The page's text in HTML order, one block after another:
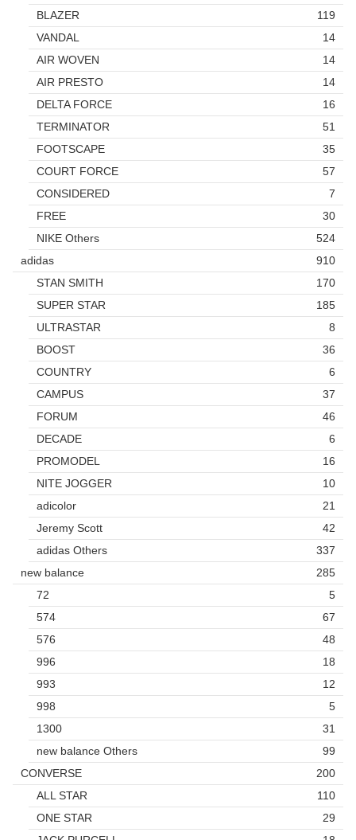
BLAZER
119
VANDAL
14
AIR WOVEN
14
AIR PRESTO
14
DELTA FORCE
16
TERMINATOR
51
FOOTSCAPE
35
COURT FORCE
57
CONSIDERED
7
FREE
30
NIKE Others
524
adidas
910
STAN SMITH
170
SUPER STAR
185
ULTRASTAR
8
BOOST
36
COUNTRY
6
CAMPUS
37
FORUM
46
DECADE
6
PROMODEL
16
NITE JOGGER
10
adicolor
21
Jeremy Scott
42
adidas Others
337
new balance
285
72
5
574
67
576
48
996
18
993
12
998
5
1300
31
new balance Others
99
CONVERSE
200
ALL STAR
110
ONE STAR
29